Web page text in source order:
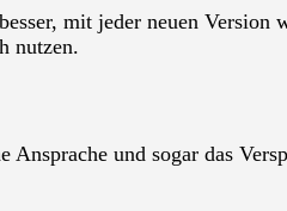
mit jeder neuen
nutzen.
Ansprache und sogar das